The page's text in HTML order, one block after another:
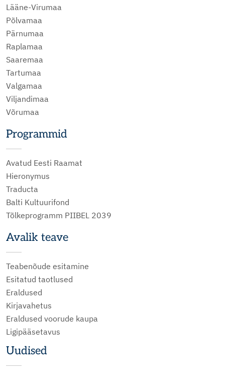
Lääne-Virumaa
Põlvamaa
Pärnumaa
Raplamaa
Saaremaa
Tartumaa
Valgamaa
Viljandimaa
Võrumaa
Programmid
Avatud Eesti Raamat
Hieronymus
Traducta
Balti Kultuurifond
Tõlkeprogramm PIIBEL 2039
Avalik teave
Teabenõude esitamine
Esitatud taotlused
Eraldused
Kirjavahetus
Eraldused voorude kaupa
Ligipääsetavus
Uudised